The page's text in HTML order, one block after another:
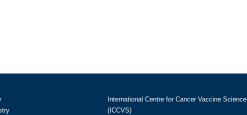
International Centre for Cancer Vaccine Science
(ICCVS)